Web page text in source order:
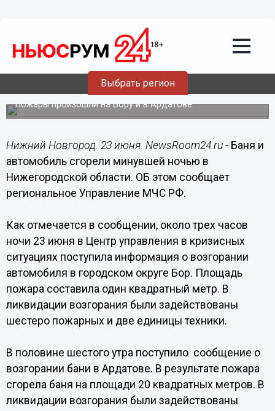
Выбрать регион
23.06.201710:29
Баня и автомобиль сгорели минувшей
ночью в Нижегородской области
Пожары произошли на Бору и в Ардатове.
Нижний Новгород. 23 июня. NewsRoom24.ru - Баня и
автомобиль сгорели минувшей ночью в
Нижегородской области. ОБ этом сообщает
региональное Управление МЧС РФ.
Как отмечается в сообщении, около трех часов
ночи 23 июня в Центр управления в кризисных
ситуациях поступила информация о возгорании
автомобиля в городском округе Бор. Площадь
пожара составила один квадратный метр. В
ликвидации возгорания были задействованы
шестеро пожарных и две единицы техники.
В половине шестого утра поступило сообщение о
возгорании бани в Ардатове. В результате пожара
сгорела баня на площади 20 квадратных метров. В
ликвидации возгорания были задействованы